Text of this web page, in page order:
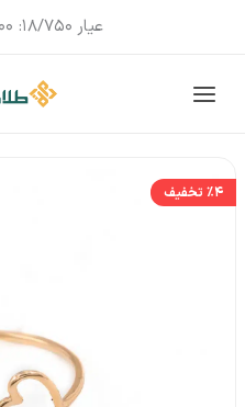
عیار 18/750:
MAIN
٪4تخفیف